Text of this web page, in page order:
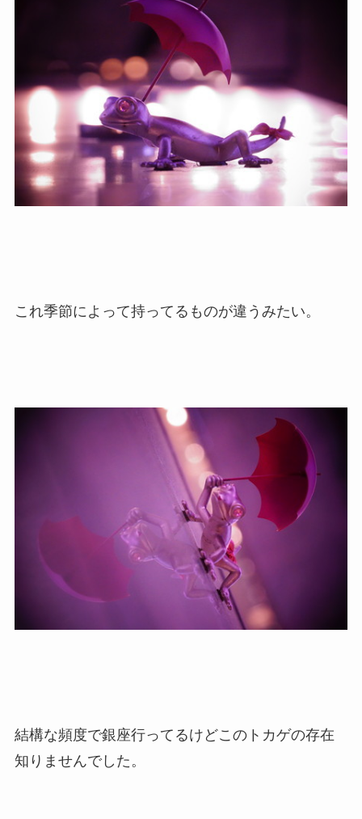
これ季節によって持ってるものが違うみたい。
結構な頻度で銀座行ってるけどこのトカゲの存在
知りませんでした。